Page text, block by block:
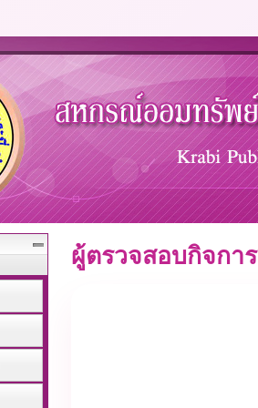
ผู้ตรวจสอบกิจการ